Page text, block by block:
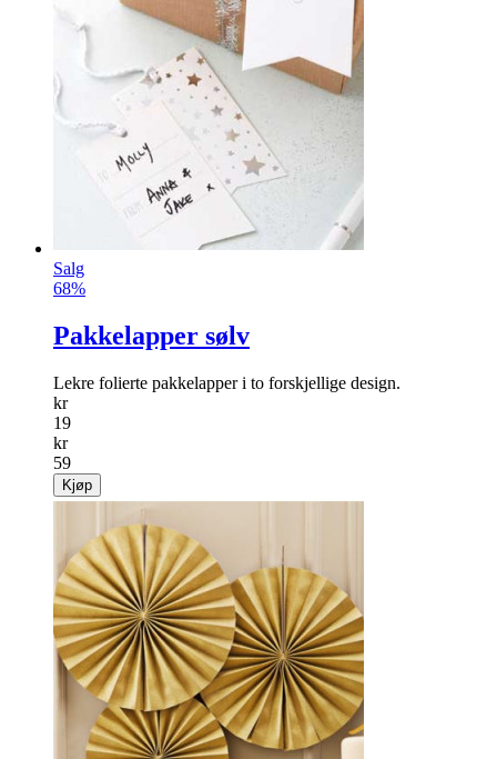
Salg
68%
Pakkelapper sølv
Lekre folierte pakkelapper i to forskjellige design.
kr
19
kr
59
Kjøp